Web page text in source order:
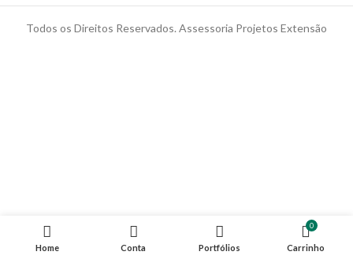
Todos os Direitos Reservados. Assessoria Projetos Extensão
Home Conta Portfólios
0
Carrinho